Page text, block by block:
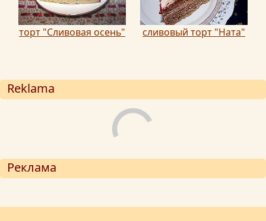
торт "Сливовая осень" сливовый торт "Ната"
Reklama
Реклама